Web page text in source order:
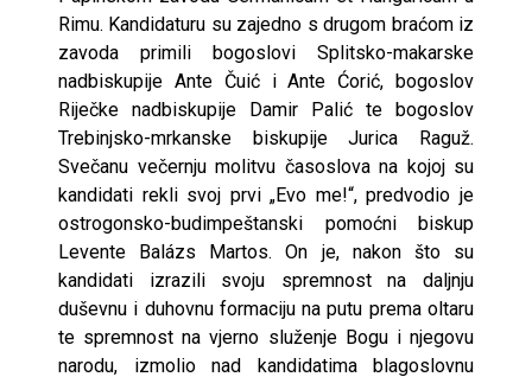
Rimu. Kandidaturu su zajedno s drugom braćom iz
zavoda primili bogoslovi Splitsko-makarske
nadbiskupije Ante Čuić i Ante Ćorić, bogoslov
Riječke nadbiskupije Damir Palić te bogoslov
Trebinjsko-mrkanske biskupije Jurica Raguž.
Svečanu večernju molitvu časoslova na kojoj su
kandidati rekli svoj prvi „Evo me!“, predvodio je
ostrogonsko-budimpeštanski pomoćni biskup
Levente Balázs Martos. On je, nakon što su
kandidati izrazili svoju spremnost na daljnju
duševnu i duhovnu formaciju na putu prema oltaru
te spremnost na vjerno služenje Bogu i njegovu
narodu, izmolio nad kandidatima blagoslovnu